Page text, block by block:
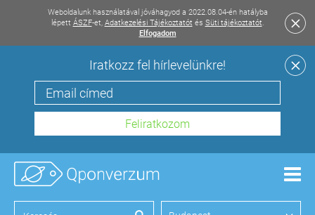
Weboldalunk használatával jóváhagyod a 2022.08.04-én hatályba
lépett ÁSZF-et, Adatkezelési Tájékoztatót és Süti tájékoztatót.
Elfogadom
Iratkozz fel hírlevelünkre!